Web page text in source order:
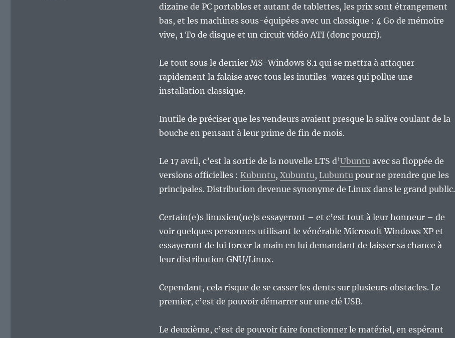
dizaine de PC portables et autant de tablettes, les prix sont étrangement
bas, et les machines sous-équipées avec un classique : 4 Go de mémoire
vive, 1 To de disque et un circuit vidéo ATI (donc pourri).
Le tout sous le dernier MS-Windows 8.1 qui se mettra à attaquer
rapidement la falaise avec tous les inutiles-wares qui pollue une
installation classique.
Inutile de préciser que les vendeurs avaient presque la salive coulant de la
bouche en pensant à leur prime de fin de mois.
Le 17 avril, c’est la sortie de la nouvelle LTS d’Ubuntuavec sa floppée de
versions officielles : Kubuntu, Xubuntu, Lubuntupour ne prendre que les
principales. Distribution devenue synonyme de Linux dans le grand public.
Certain(e)s linuxien(ne)s essayeront – et c’est tout à leur honneur – de
voir quelques personnes utilisant le vénérable Microsoft Windows XP et
essayeront de lui forcer la main en lui demandant de laisser sa chance à
leur distribution GNU/Linux.
Cependant, cela risque de se casser les dents sur plusieurs obstacles. Le
premier, c’est de pouvoir démarrer sur une clé USB.
Le deuxième, c’est de pouvoir faire fonctionner le matériel, en espérant